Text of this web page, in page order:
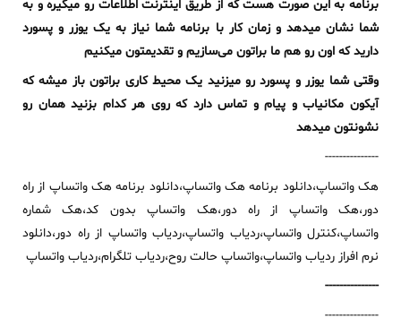
برنامه به این صورت هست که از طریق اینترنت اطلاعات رو میگیره و به
شما نشان میدهد و زمان کار با برنامه شما نیاز به یک یوزر و پسورد
دارید که اون رو هم ما براتون می‌سازیم و تقدیمتون میکنیم
وقتی شما یوزر و پسورد رو میزنید یک محیط کاری براتون باز میشه که
آیکون مکانیاب و پیام و تماس دارد که روی هر کدام بزنید همان رو
نشونتون میدهد
---------------
هک واتساپ،دانلود برنامه هک واتساپ،دانلود برنامه هک واتساپ از راه
دور،هک واتساپ از راه دور،هک واتساپ بدون کد،هک شماره
واتساپ،کنترل واتساپ،ردیاب واتساپ،ردیاب واتساپ از راه دور،دانلود
نرم افراز ردیاب واتساپ،واتساپ حالت روح،ردیاب تلگرام،ردیاب واتساپ
---------------
---------------